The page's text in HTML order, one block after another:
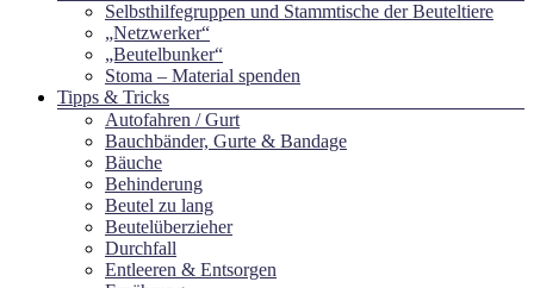
Selbsthilfegruppen und Stammtische der Beuteltiere
„Netzwerker“
„Beutelbunker“
Stoma – Material spenden
Tipps & Tricks
Autofahren / Gurt
Bauchbänder, Gurte & Bandage
Bäuche
Behinderung
Beutel zu lang
Beutelüberzieher
Durchfall
Entleeren & Entsorgen